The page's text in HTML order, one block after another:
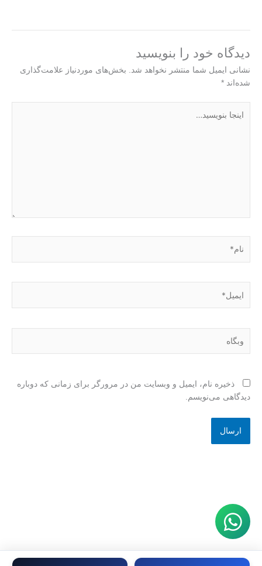
دیدگاه‌ خود را بنویسید
نشانی ایمیل شما منتشر نخواهد شد. بخش‌های موردنیاز علامت‌گذاری
شده‌اند *
بنویسید…
ذخیره نام، ایمیل و وبسایت من در مرورگر برای زمانی که دوباره
دیدگاهی می‌نویسم.